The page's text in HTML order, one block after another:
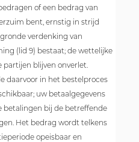
of een bedrag van
bent, ernstig in strijd
verdenking van
(lid 9) bestaat; de wettelijke
blijven onverlet.
daarvoor in het bestelproces
uw betaalgegevens
betalingen bij de betreffende
Het bedrag wordt telkens
opeisbaar en